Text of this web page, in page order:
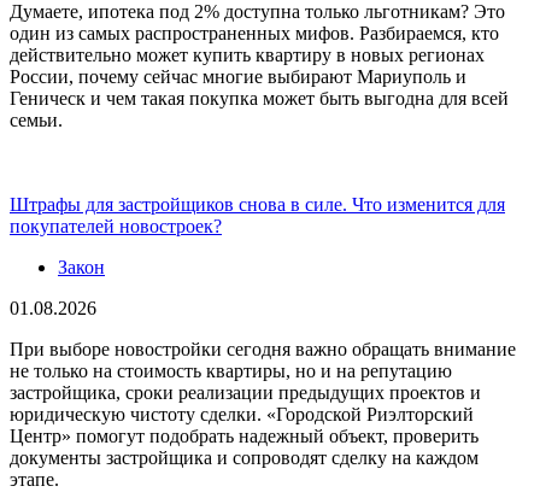
Думаете, ипотека под 2% доступна только льготникам? Это
один из самых распространенных мифов. Разбираемся, кто
действительно может купить квартиру в новых регионах
России, почему сейчас многие выбирают Мариуполь и
Геническ и чем такая покупка может быть выгодна для всей
семьи.
Штрафы для застройщиков снова в силе. Что изменится для
покупателей новостроек?
Закон
01.08.2026
При выборе новостройки сегодня важно обращать внимание
не только на стоимость квартиры, но и на репутацию
застройщика, сроки реализации предыдущих проектов и
юридическую чистоту сделки. «Городской Риэлторский
Центр» помогут подобрать надежный объект, проверить
документы застройщика и сопроводят сделку на каждом
этапе.